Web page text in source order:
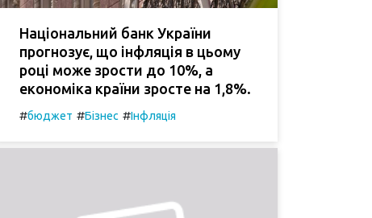
Національний банк України
прогнозує, що інфляція в цьому
році може зрости до 10%, а
економіка країни зросте на 1,8%.
#бюджет #Бізнес #Інфляція